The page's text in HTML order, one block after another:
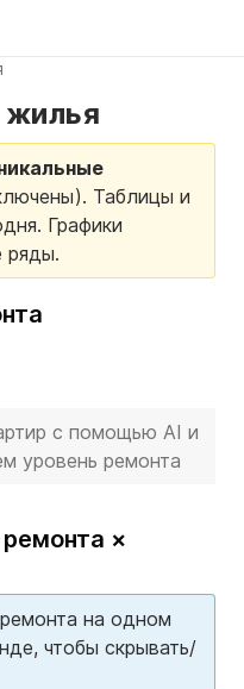
Таблицы и
Графики
ряды.
с помощью AI и
уровень ремонта
×
на одном
чтобы скрывать/